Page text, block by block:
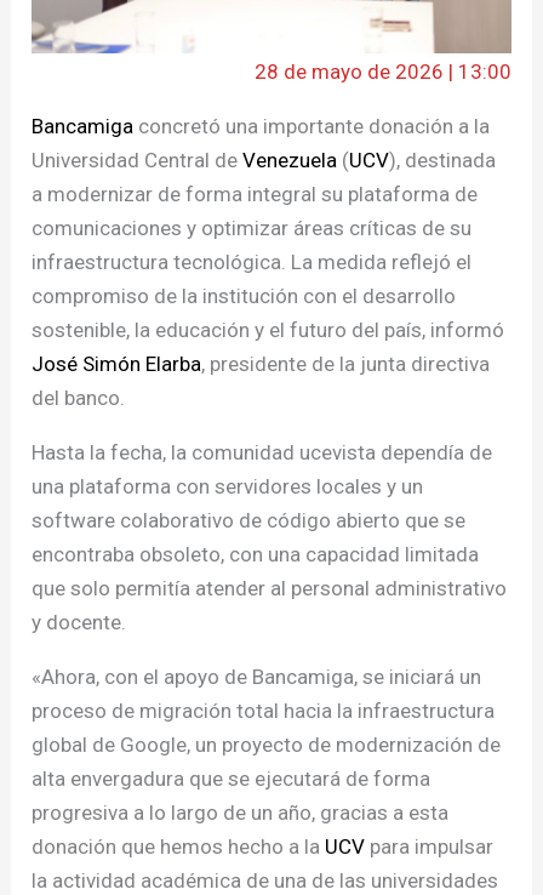
28 de mayo de 2026 | 13:00
Bancamiga concretó una importante donación a la
Universidad Central deVenezuela (UCV), destinada
a modernizar de forma integral su plataforma de
comunicaciones y optimizar áreas críticas de su
infraestructura tecnológica. La medida reflejó el
compromiso de la institución con el desarrollo
sostenible, la educación y el futuro del país, informó
José Simón Elarba, presidente de la junta directiva
del banco.
Hasta la fecha, la comunidad ucevista dependía de
una plataforma con servidores locales y un
software colaborativo de código abierto que se
encontraba obsoleto, con una capacidad limitada
que solo permitía atender al personal administrativo
y docente.
«Ahora, con el apoyo de Bancamiga, se iniciará un
proceso de migración total hacia la infraestructura
global de Google, un proyecto de modernización de
alta envergadura que se ejecutará de forma
progresiva a lo largo de un año, gracias a esta
donación que hemos hecho a la UCV para impulsar
la actividad académica de una de las universidades